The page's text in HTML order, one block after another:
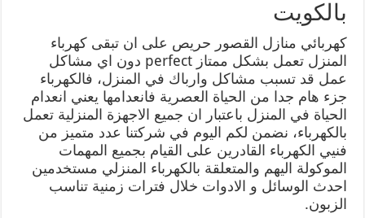
بالكويت
كهربائي منازل القصور حريص على ان تبقى كهرباء
المنزل تعمل بشكل ممتاز perfect دون اي مشاكل
عمل قد تسبب مشاكل وارباك في المنزل، فالكهرباء
جزء هام جدا من الحياة العصرية فانعدامها يعني انعدام
الحياة في المنزل باعتبار ان جميع الاجهزة المنزلية تعمل
بالكهرباء، نضمن لكم اليوم في شركتنا عدد متميز من
فنيي الكهرباء القادرين على القيام بجميع المهمات
الموكولة اليهم والمتعلقة بالكهرباء المنزلي مستخدمين
احدث الوسائل و الادوات خلال فترات زمنية تناسب
الزبون.